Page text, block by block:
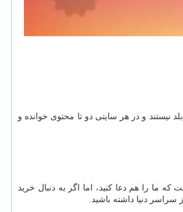
و در هر سایتی دو تا محتوی خوانده و
ما را هم دعا کنید، اما اگر به دنبال خرید
دنیا داشته باشید.